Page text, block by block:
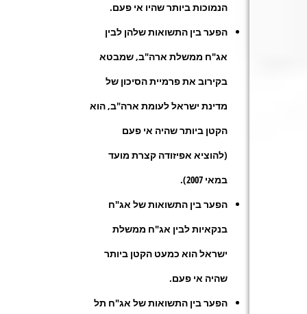
הנמוכות ביותר שהיו אי פעם.
הפער בין התשואות שלהן לבין
אג"ח ממשלת ארה"ב, שמבטא
בקירוב את פרמיית הסיכון של
מדינת ישראל לעומת ארה"ב, הוא
הקטן ביותר שהיה אי פעם
(להוציא אפיזודה קצרת מועד
במאי 2007).
הפער בין התשואות של אג"ח
בנקאיות לבין אג"ח ממשלת
ישראל הוא כמעט הקטן ביותר
שהיה אי פעם.
הפער בין התשואות של אג"ח תל